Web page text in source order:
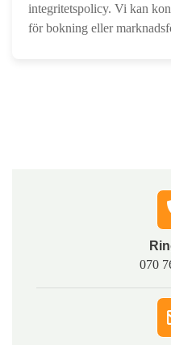
070
integritetspolicy. Vi kan
för bokning eller